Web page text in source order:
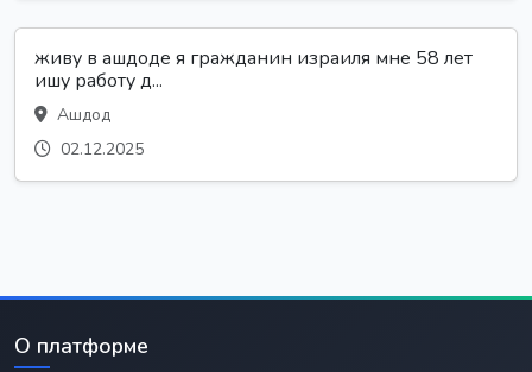
живу в ашдоде я гражданин израиля мне 58 лет
ишу работу д...
Ашдод
02.12.2025
О платформе